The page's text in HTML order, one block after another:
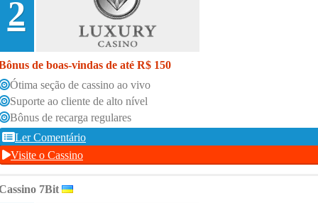
2
de boas-vindas de até R$ 150
Ótima seção de cassino ao vivo
Suporte ao cliente de alto nível
Bônus de recarga regulares
Ler Comentário
Visite o Cassino
7Bit